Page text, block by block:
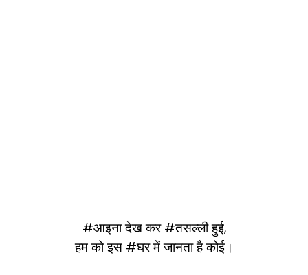
#आइना देख कर #तसल्ली हुई,
हम को इस #घर में जानता है कोई।